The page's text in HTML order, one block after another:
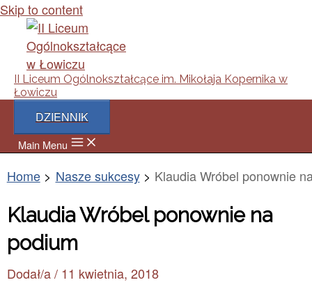
Skip to content
II Liceum Ogólnokształcące im. Mikołaja Kopernika w
Łowiczu
DZIENNIK
Main Menu
Home Nasze sukcesy Klaudia Wróbel ponownie
Klaudia Wróbel ponownie na
podium
Dodał/a / 11 kwietnia, 2018